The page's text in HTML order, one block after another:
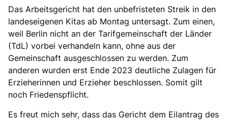
Das Arbeitsgericht hat den unbefristeten Streik in den
landeseigenen Kitas ab Montag untersagt. Zum einen,
weil Berlin nicht an der Tarifgemeinschaft der Länder
(TdL) vorbei verhandeln kann, ohne aus der
Gemeinschaft ausgeschlossen zu werden. Zum
anderen wurden erst Ende 2023 deutliche Zulagen für
Erzieherinnen und Erzieher beschlossen. Somit gilt
noch Friedenspflicht.
Es freut mich sehr, dass das Gericht dem Eilantrag des